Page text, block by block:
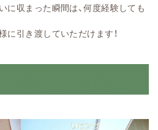
に収まった瞬間は、何度経験しても
に引き渡していただけます！